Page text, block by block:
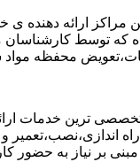
مراکز ارائه
که توسط
محفظه مواد
ترین خدمات
بر نیاز به حضور